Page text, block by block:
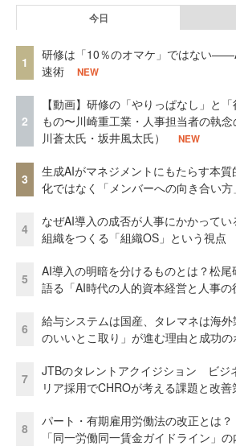
今日
1
研修は「10％のオマケ」ではない
速術
NEW
2
【動画】研修の「やりっぱなし」と
もの〜川崎重工業・人事担当者の執
川蒼太氏・坂井風太氏）
NEW
3
生成AIがマネジメントにもたらす本
化ではなく「メンバーへの向き合い方
4
なぜAI導入の成否が人事にかかって
組織をつくる「組織OS」という視点
5
AI導入の明暗を分けるものとは？松
語る「AI時代の人的資本経営と人事の
6
給与システムは国産、タレマネは海
のいいとこ取り」が進む理由と成功の
7
JTBのタレントアクイジション ビジ
リア採用でCHROが考える課題と改善
8
パート・有期雇用労働法の改正とは
「同一労働同一賃金ガイドライン」の